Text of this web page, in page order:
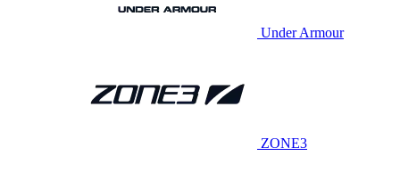
Under Armour
ZONE3